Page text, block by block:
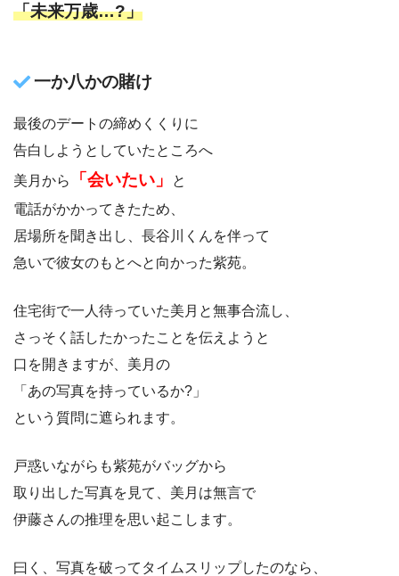
「未来万歳…?」
一か八かの賭け
最後のデートの締めくくりに
告白しようとしていたところへ
美月から
「会いたい」
と
電話がかかってきたため、
居場所を聞き出し、長谷川くんを伴って
急いで彼女のもとへと向かった紫苑。
住宅街で一人待っていた美月と無事合流し、
さっそく話したかったことを伝えようと
口を開きますが、美月の
「あの写真を持っているか?」
という質問に遮られます。
戸惑いながらも紫苑がバッグから
取り出した写真を見て、美月は無言で
伊藤さんの推理を思い起こします。
曰く、写真を破ってタイムスリップしたのなら、